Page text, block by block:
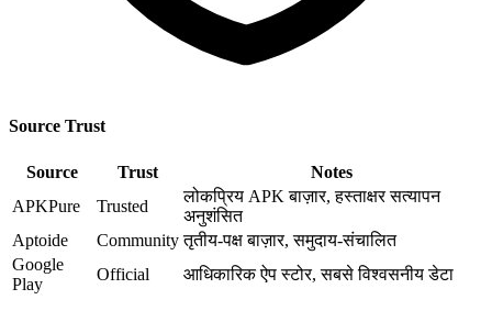
Source Trust
Source Trust
Notes
APKPure
Trusted
लोकप्रिय APK बाज़ार, हस्ताक्षर सत्यापन
अनुशंसित
Aptoide
Community तृतीय-पक्ष बाज़ार, समुदाय-संचालित
Google
Play
Official आधिकारिक ऐप स्टोर, सबसे विश्वसनीय डेटा